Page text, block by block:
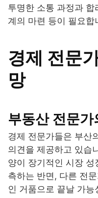
투명한 소통 과정과
계의 마련 등이 필요합
경제 전문
망
부동산 전문가
경제 전문가들은 부산
의견을 제공하고 있습
양이 장기적인 시장
측하는 반면, 다른 전
인 거품으로 끝날 가능